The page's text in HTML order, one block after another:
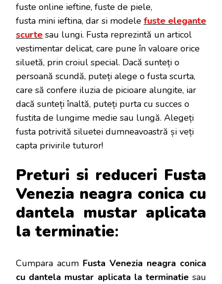
fuste online ieftine, fuste de piele,
fusta mini ieftina, dar si modele fuste elegante
scurte sau lungi. Fusta reprezintă un articol
vestimentar delicat, care pune în valoare orice
siluetă, prin croiul special. Dacă sunteți o
persoană scundă, puteți alege o fusta scurta,
care să confere iluzia de picioare alungite, iar
dacă sunteți înaltă, puteți purta cu succes o
fustita de lungime medie sau lungă. Alegeți
fusta potrivită siluetei dumneavoastră și veți
capta privirile tuturor!
Preturi si reduceri Fusta
Venezia neagra conica cu
dantela mustar aplicata
la terminatie:
Cumpara acum Fusta Venezia neagra conica
cu dantela mustar aplicata la terminatiesau